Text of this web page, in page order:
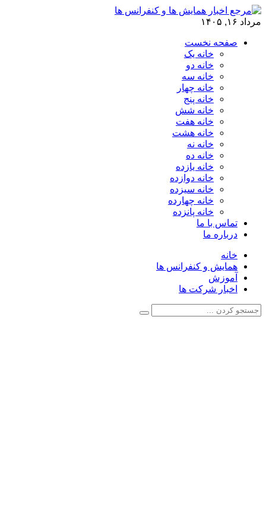
مرداد ۱۶, ۱۴۰۵
صفحه نخست
خانه یک
خانه دو
خانه سه
خانه چهار
خانه پنج
خانه شش
خانه هفت
خانه هشت
خانه نه
خانه ده
خانه یازده
خانه دوازده
خانه سیزده
خانه چهارده
خانه پانزده
تماس با ما
درباره ما
خانه
همایش و کنفرانس ها
آموزش
اخبار شرکت ها